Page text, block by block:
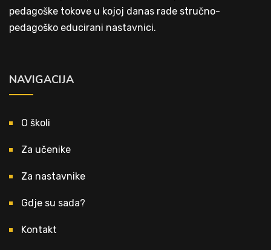
pedagoške tokove u kojoj danas rade stručno-
pedagoško educirani nastavnici.
NAVIGACIJA
O školi
Za učenike
Za nastavnike
Gdje su sada?
Kontakt